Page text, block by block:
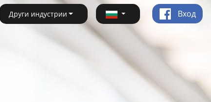
Други индустрии Вход